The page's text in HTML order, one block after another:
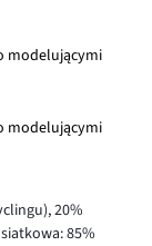
modelującymi
modelującymi
20%
85%